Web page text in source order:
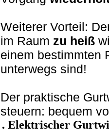
Weiterer Vorteil:
im Raum zu heiß
einem bestimmten
unterwegs sind!
Der praktische
steuern: bequem
Elektrischer